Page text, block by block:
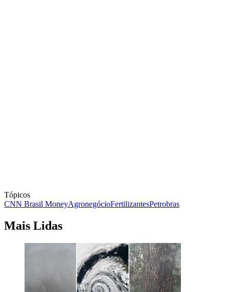
Tópicos
CNN Brasil MoneyAgronegócioFertilizantesPetrobras
Mais Lidas